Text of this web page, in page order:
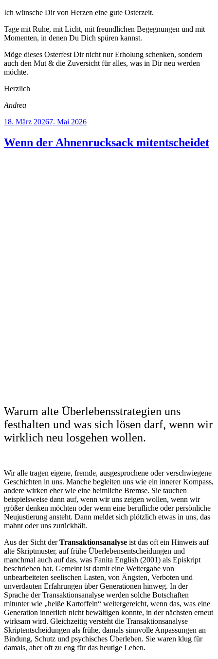
Ich wünsche Dir von Herzen eine gute Osterzeit.
Tage mit Ruhe, mit Licht, mit freundlichen Begegnungen und mit
Momenten, in denen Du Dich spüren kannst.
Möge dieses Osterfest Dir nicht nur Erholung schenken, sondern
auch den Mut & die Zuversicht für alles, was in Dir neu werden
möchte.
Herzlich
Andrea
Veröffentlicht
18. März 20267. Mai 2026
Wenn der Ahnenrucksack mitentscheidet
Warum alte Überlebensstrategien uns
festhalten und was sich lösen darf, wenn wir
wirklich neu losgehen wollen.
Wir alle tragen eigene, fremde, ausgesprochene oder verschwiegene
Geschichten in uns. Manche begleiten uns wie ein innerer Kompass,
andere wirken eher wie eine heimliche Bremse. Sie tauchen
beispielsweise dann auf, wenn wir uns zeigen wollen, wenn wir
größer denken möchten oder wenn eine berufliche oder persönliche
Neujustierung ansteht. Dann meldet sich plötzlich etwas in uns, das
mahnt oder uns zurückhält.
Aus der Sicht derTransaktionsanalyse ist das oft ein Hinweis auf
alte Skriptmuster, auf frühe Überlebensentscheidungen und
manchmal auch auf das, was Fanita English (2001) als Episkript
beschrieben hat. Gemeint ist damit eine Weitergabe von
unbearbeiteten seelischen Lasten, von Ängsten, Verboten und
unverdauten Erfahrungen über Generationen hinweg. In der
Sprache der Transaktionsanalyse werden solche Botschaften
mitunter wie „heiße Kartoffeln“ weitergereicht, wenn das, was eine
Generation innerlich nicht bewältigen konnte, in der nächsten erneut
wirksam wird. Gleichzeitig versteht die Transaktionsanalyse
Skriptentscheidungen als frühe, damals sinnvolle Anpassungen an
Bindung, Schutz und psychisches Überleben. Sie waren klug für
damals, aber oft zu eng für das heutige Leben.